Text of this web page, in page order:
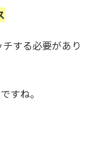
する必要があり
すね。